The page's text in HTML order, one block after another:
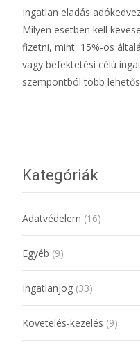
Ingatlan eladás
Milyen esetben kell
fizetni, mint 15%-os
vagy befektetési célú
szempontból több
Kategóriák
Adatvédelem (16)
Egyéb (9)
Ingatlanjog (33)
Követelés-kezelés (9)